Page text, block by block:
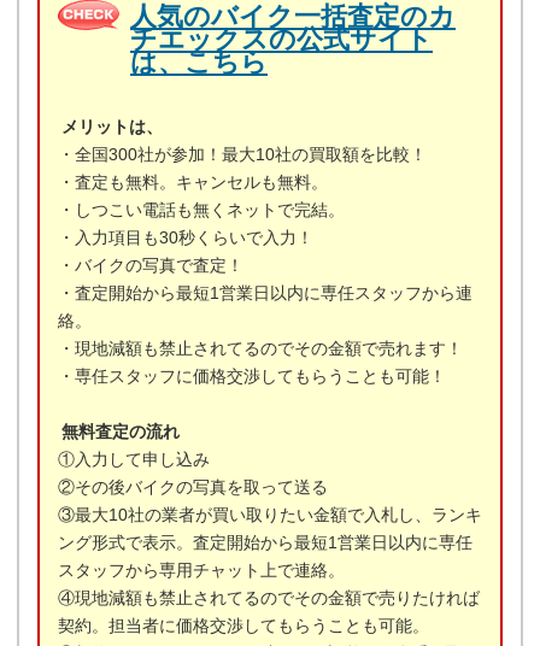
人気のバイク一括査定のカ
チエックスの公式サイト
は、こちら
メリットは、
・全国300社が参加！最大10社の買取額を比較！
・査定も無料。キャンセルも無料。
・しつこい電話も無くネットで完結。
・入力項目も30秒くらいで入力！
・バイクの写真で査定！
・査定開始から最短1営業日以内に専任スタッフから連
絡。
・現地減額も禁止されてるのでその金額で売れます！
・専任スタッフに価格交渉してもらうことも可能！
無料査定の流れ
①入力して申し込み
②その後バイクの写真を取って送る
③最大10社の業者が買い取りたい金額で入札し、ランキ
ング形式で表示。査定開始から最短1営業日以内に専任
スタッフから専用チャット上で連絡。
④現地減額も禁止されてるのでその金額で売りたければ
契約。担当者に価格交渉してもらうことも可能。